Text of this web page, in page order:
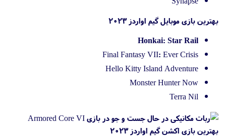
بهترین بازی موبایل گیم اواردز 2023
Honkai: Star Rail
Final Fantasy VII: Ever Crisis
Hello Kitty Island Adventure
Monster Hunter Now
Terra Nil
بهترین بازی اکشن گیم اواردز 2023